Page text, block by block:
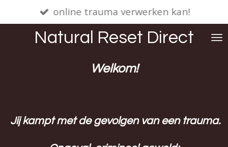
direct
Natural Reset Direct
online trauma verwerken kan!
Welkom!
Jij kampt met de gevolgen van een trauma.